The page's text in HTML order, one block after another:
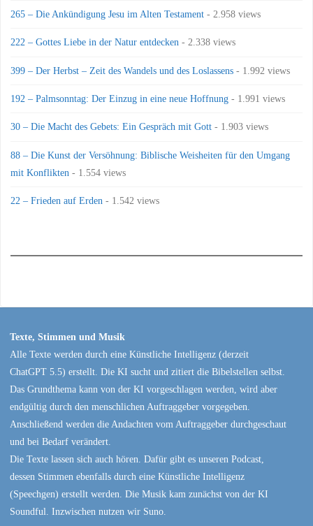
265 – Die Ankündigung Jesu im Alten Testament - 2.958 views
222 – Gottes Liebe in der Natur entdecken - 2.338 views
399 – Der Herbst – Zeit des Wandels und des Loslassens - 1.992 views
192 – Palmsonntag: Der Einzug in eine neue Hoffnung - 1.991 views
30 – Die Macht des Gebets: Ein Gespräch mit Gott - 1.903 views
88 – Die Kunst der Versöhnung: Biblische Weisheiten für den Umgang
mit Konflikten - 1.554 views
22 – Frieden auf Erden - 1.542 views
Texte, Stimmen und Musik
Alle Texte werden durch eine Künstliche Intelligenz (derzeit
ChatGPT 5.5) erstellt. Die KI sucht und zitiert die Bibelstellen selbst.
Das Grundthema kann von der KI vorgeschlagen werden, wird aber
endgültig durch den menschlichen Auftraggeber vorgegeben.
Anschließend werden die Andachten vom Auftraggeber durchgeschaut
und bei Bedarf verändert.
Die Texte lassen sich auch hören. Dafür gibt es unseren Podcast,
dessen Stimmen ebenfalls durch eine Künstliche Intelligenz
(Speechgen) erstellt werden. Die Musik kam zunächst von der KI
Soundful. Inzwischen nutzen wir Suno.